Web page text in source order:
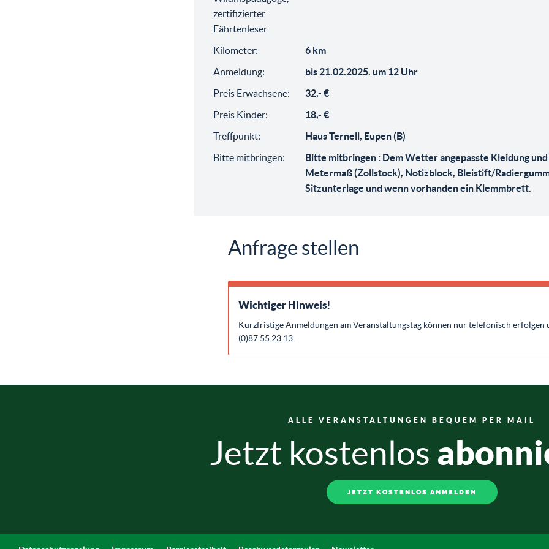
zertifizierter
Fährtenleser
Kilometer:
6 km
Anmeldung:
bis 21.02.2025. um 12 Uhr
Preis Erwachsene:
32,- €
Preis Kinder:
18,- €
Treffpunkt:
Haus Ternell, Eupen (B)
Bitte mitbringen:
Bitte mitbringen : Dem Wetter angepasste Kleidung
Metermaß (Zollstock), Notizblock, Bleistift/
Sitzunterlage und wenn vorhanden ein Klemmbrett.
Anfrage stellen
Wichtiger Hinweis!
Kurzfristige Anmeldungen am Veranstaltungstag können nur telefonisch erfolgen
(0)87 55 23 13.
ALLE VERANSTALTUNGEN BEQUEM PER MAIL
Jetzt kostenlos
JETZT KOSTENLOS ANMELDEN